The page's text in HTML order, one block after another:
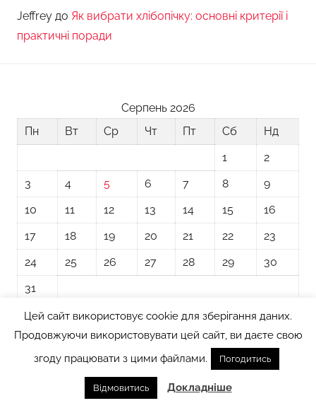
Jeffrey до Як вибрати хлібопічку: основні критерії і
практичні поради
Серпень 2026
Пн
Вт Ср Чт Пт Сб
Нд
1
2
3
4 5 6 7 8
9
10
11 12 13 14 15
16
17
18 19 20 21 22
23
24
25 26 27 28 29
30
31
« Лип
Тема WordPress: Donovan від ThemeZee.
Цей сайт використовує cookie для зберігання даних.
Продовжуючи використовувати цей сайт, ви даєте свою
згоду працювати з цими файлами.
Погодитись
Відмовитись Докладніше